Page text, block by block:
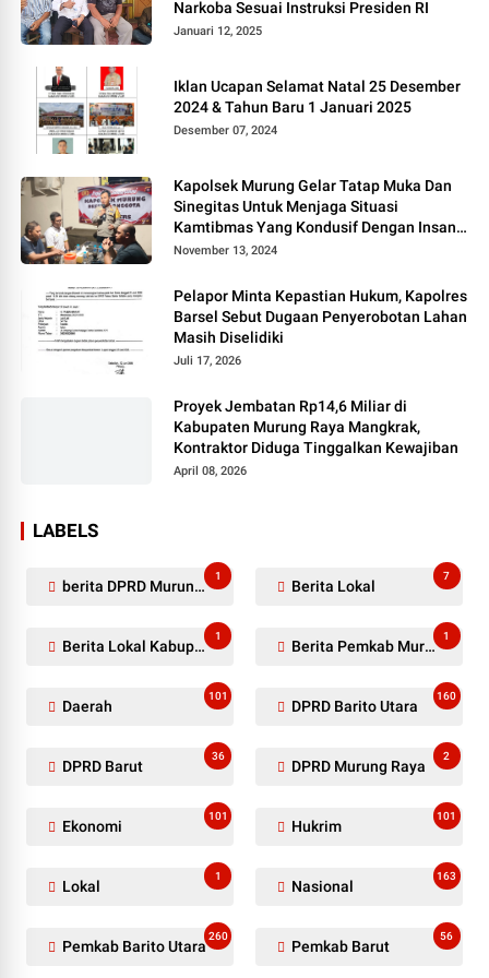
Narkoba Sesuai Instruksi Presiden RI
Januari 12, 2025
Iklan Ucapan Selamat Natal 25 Desember
2024 & Tahun Baru 1 Januari 2025
Desember 07, 2024
Kapolsek Murung Gelar Tatap Muka Dan
Sinegitas Untuk Menjaga Situasi
Kamtibmas Yang Kondusif Dengan Insan
Pers
November 13, 2024
Pelapor Minta Kepastian Hukum, Kapolres
Barsel Sebut Dugaan Penyerobotan Lahan
Masih Diselidiki
Juli 17, 2026
Proyek Jembatan Rp14,6 Miliar di
Kabupaten Murung Raya Mangkrak,
Kontraktor Diduga Tinggalkan Kewajiban
April 08, 2026
LABELS
berita DPRD Murung Raya
1
Berita Lokal
7
Berita Lokal Kabupaten Barito Utara
1
Berita Pemkab Murung Raya
1
Daerah
101
DPRD Barito Utara
160
DPRD Barut
36
DPRD Murung Raya
2
Ekonomi
101
Hukrim
101
Lokal
1
Nasional
163
Pemkab Barito Utara
260
Pemkab Barut
56